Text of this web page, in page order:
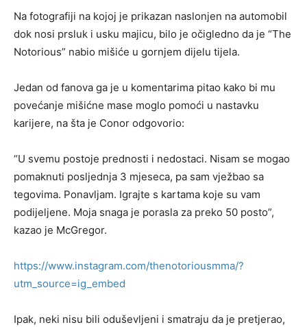
Na fotografiji na kojoj je prikazan naslonjen na automobil
dok nosi prsluk i usku majicu, bilo je očigledno da je “The
Notorious” nabio mišiće u gornjem dijelu tijela.
Jedan od fanova ga je u komentarima pitao kako bi mu
povećanje mišićne mase moglo pomoći u nastavku
karijere, na šta je Conor odgovorio:
“U svemu postoje prednosti i nedostaci. Nisam se mogao
pomaknuti posljednja 3 mjeseca, pa sam vježbao sa
tegovima. Ponavljam. Igrajte s kartama koje su vam
podijeljene. Moja snaga je porasla za preko 50 posto”,
kazao je McGregor.
https://www.instagram.com/thenotoriousmma/?
utm_source=ig_embed
Ipak, neki nisu bili oduševljeni i smatraju da je pretjerao,